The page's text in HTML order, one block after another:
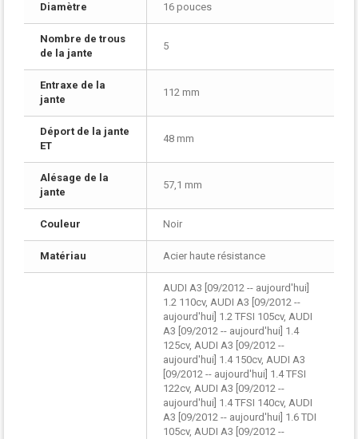
Diamètre 16 pouces
Nombre de trous
de la jante
5
Entraxe de la
jante
112 mm
Déport de la jante
ET
48 mm
Alésage de la
jante
57,1 mm
Couleur Noir
Matériau Acier haute résistance
AUDI A3 [09/2012 -- aujourd'hui]
1.2 110cv, AUDI A3 [09/2012 --
aujourd'hui] 1.2 TFSI 105cv, AUDI
A3 [09/2012 -- aujourd'hui] 1.4
125cv, AUDI A3 [09/2012 --
aujourd'hui] 1.4 150cv, AUDI A3
[09/2012 -- aujourd'hui] 1.4 TFSI
122cv, AUDI A3 [09/2012 --
aujourd'hui] 1.4 TFSI 140cv, AUDI
A3 [09/2012 -- aujourd'hui] 1.6 TDI
105cv, AUDI A3 [09/2012 --